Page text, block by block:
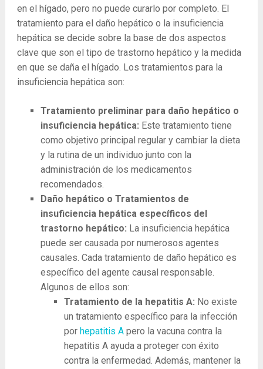
en el hígado, pero no puede curarlo por completo. El
tratamiento para el daño hepático o la insuficiencia
hepática se decide sobre la base de dos aspectos
clave que son el tipo de trastorno hepático y la medida
en que se daña el hígado. Los tratamientos para la
insuficiencia hepática son:
Tratamiento preliminar para daño hepático o
insuficiencia hepática: Este tratamiento tiene
como objetivo principal regular y cambiar la dieta
y la rutina de un individuo junto con la
administración de los medicamentos
recomendados.
Daño hepático o Tratamientos de
insuficiencia hepática específicos del
trastorno hepático: La insuficiencia hepática
puede ser causada por numerosos agentes
causales. Cada tratamiento de daño hepático es
específico del agente causal responsable.
Algunos de ellos son:
Tratamiento de la hepatitis A: No existe
un tratamiento específico para la infección
por hepatitis A pero la vacuna contra la
hepatitis A ayuda a proteger con éxito
contra la enfermedad. Además, mantener la